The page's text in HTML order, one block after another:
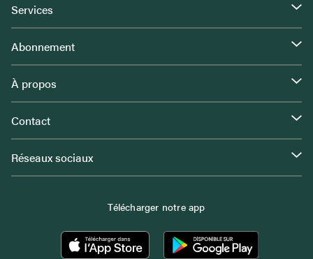
Services
Abonnement
À propos
Contact
Réseaux sociaux
Télécharger notre app